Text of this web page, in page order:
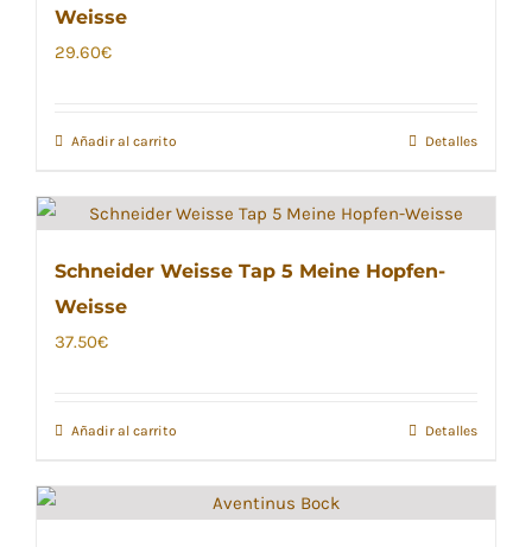
Weisse
29.60€
Añadir al carrito Detalles
Schneider Weisse Tap 5 Meine Hopfen-
Weisse
37.50€
Añadir al carrito Detalles